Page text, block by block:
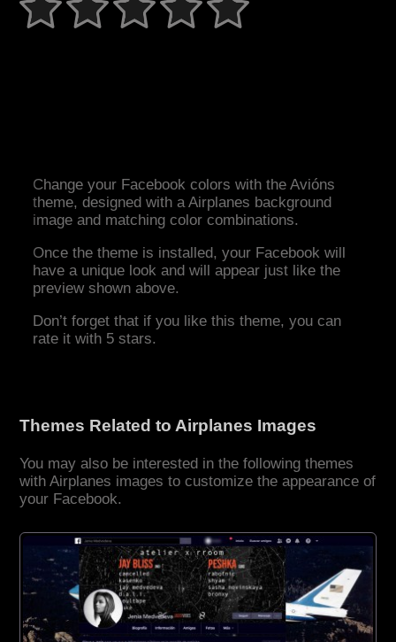
Change your Facebook colors with the Avións
theme, designed with a Airplanes background
image and matching color combinations.
Once the theme is installed, your Facebook will
have a unique look and will appear just like the
preview shown above.
Don’t forget that if you like this theme, you can
rate it with 5 stars.
Themes Related to Airplanes Images
You may also be interested in the following themes
with Airplanes images to customize the appearance of
your Facebook.